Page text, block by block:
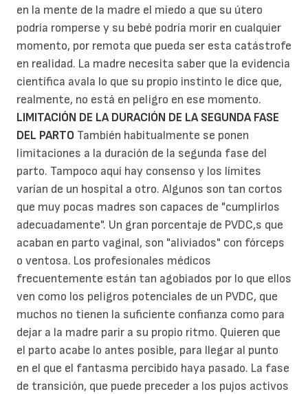
en la mente de la madre el miedo a que su útero
podría romperse y su bebé podría morir en cualquier
momento, por remota que pueda ser esta catástrofe
en realidad. La madre necesita saber que la evidencia
científica avala lo que su propio instinto le dice que,
realmente, no está en peligro en ese momento.
LIMITACIÓN DE LA DURACIÓN DE LA SEGUNDA FASE
DEL PARTO También habitualmente se ponen
limitaciones a la duración de la segunda fase del
parto. Tampoco aquí hay consenso y los límites
varían de un hospital a otro. Algunos son tan cortos
que muy pocas madres son capaces de "cumplirlos
adecuadamente". Un gran porcentaje de PVDC,s que
acaban en parto vaginal, son "aliviados" con fórceps
o ventosa. Los profesionales médicos
frecuentemente están tan agobiados por lo que ellos
ven como los peligros potenciales de un PVDC, que
muchos no tienen la suficiente confianza como para
dejar a la madre parir a su propio ritmo. Quieren que
el parto acabe lo antes posible, para llegar al punto
en el que el fantasma percibido haya pasado. La fase
de transición, que puede preceder a los pujos activos